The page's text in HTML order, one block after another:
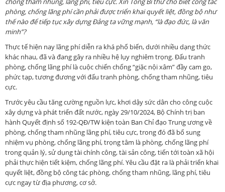
phòng, chống lãng phí cần phải được triển khai quyết liệt, đồng bộ như
thế nào để tiếp tục xây dựng Đảng ta vững mạnh, “là đạo đức, là văn
minh”?
Thực tế hiện nay lãng phí diễn ra khá phổ biến, dưới nhiều dạng thức
khác nhau, đã và đang gây ra nhiều hệ lụy nghiêm trọng. Đấu tranh
phòng, chống lãng phí là cuộc chiến chống “giặc nội xâm” đầy cam go,
phức tạp, tương đương với đấu tranh phòng, chống tham nhũng, tiêu
cực.
Trước yêu cầu tăng cường nguồn lực, khơi dậy sức dân cho công cuộc
xây dựng và phát triển đất nước, ngày 29/10/2024, Bộ Chính trị ban
hành Quyết định số 192-QĐ/TW kiện toàn Ban Chỉ đạo Trung ương về
phòng, chống tham nhũng lãng phí, tiêu cực, trong đó đã bổ sung
nhiệm vụ phòng, chống lãng phí, trọng tâm là phòng, chống lãng phí
trong quản lý, sử dụng tài chính công, tài sản công, tiến tới toàn xã hội
phải thực hiện tiết kiệm, chống lãng phí. Yêu cầu đặt ra là phải triển khai
quyết liệt, đồng bộ công tác phòng, chống tham nhũng, lãng phí, tiêu
cực ngay từ địa phương, cơ sở.